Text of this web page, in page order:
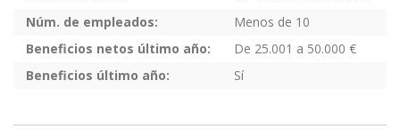
Núm. de empleados:
Menos de 10
Beneficios netos último año:
De 25.001 a 50.000 €
Beneficios último año:
Sí